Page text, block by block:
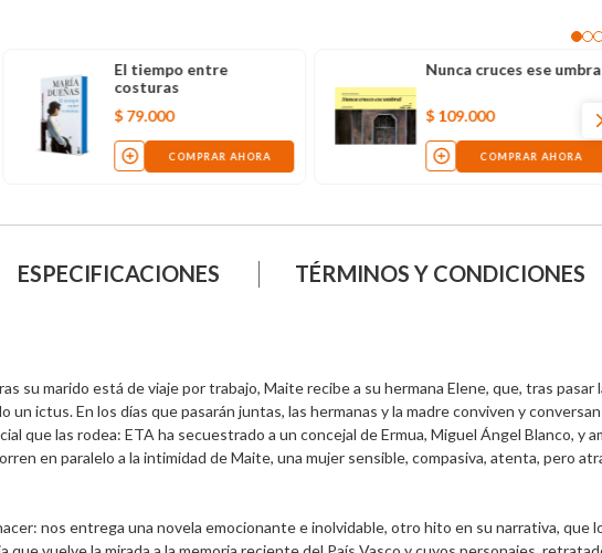
El tiempo entre
costuras
$ 79.000
COMPRAR AHORA
Nunca cruces ese
$ 109.000
COMPRAR AHORA
ESPECIFICACIONES TÉRMINOS Y CONDICIONES
su marido está de viaje por trabajo, Maite recibe a su hermana Elene, que, tras
un ictus. En los días que pasarán juntas, las hermanas y la madre conviven y
que las rodea: ETA ha secuestrado a un concejal de Ermua, Miguel Ángel Blanco, y
en paralelo a la intimidad de Maite, una mujer sensible, compasiva, atenta, pero
nos entrega una novela emocionante e inolvidable, otro hito en su narrativa, que